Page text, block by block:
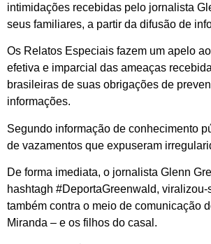
intimidações recebidas pelo jornalista
seus familiares, a partir da difusão de
Os Relatos Especiais fazem um apelo
efetiva e imparcial das ameaças
brasileiras de suas obrigações de
informações.
Segundo informação de conhecimento
de vazamentos que expuseram
De forma imediata, o jornalista Glenn
hashtagh #DeportaGreenwald,
também contra o meio de comunicação
Miranda – e os filhos do casal.